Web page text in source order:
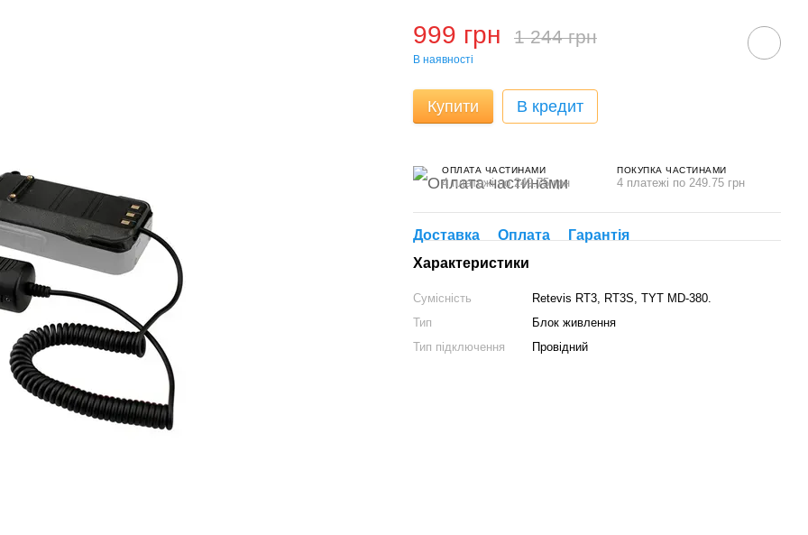
999 грн 1 244 грн
В наявності
Купити В кредит
ОПЛАТА ЧАСТИНАМИ
4 платежі по 249.75 грн
ПОКУПКА ЧАСТИНАМИ
4 платежі по 249.75 грн
Доставка Оплата
Гарантія
Характеристики
Сумісність
Retevis RT3, RT3S, TYT MD-380.
Тип
Блок живлення
Тип підключення
Провідний